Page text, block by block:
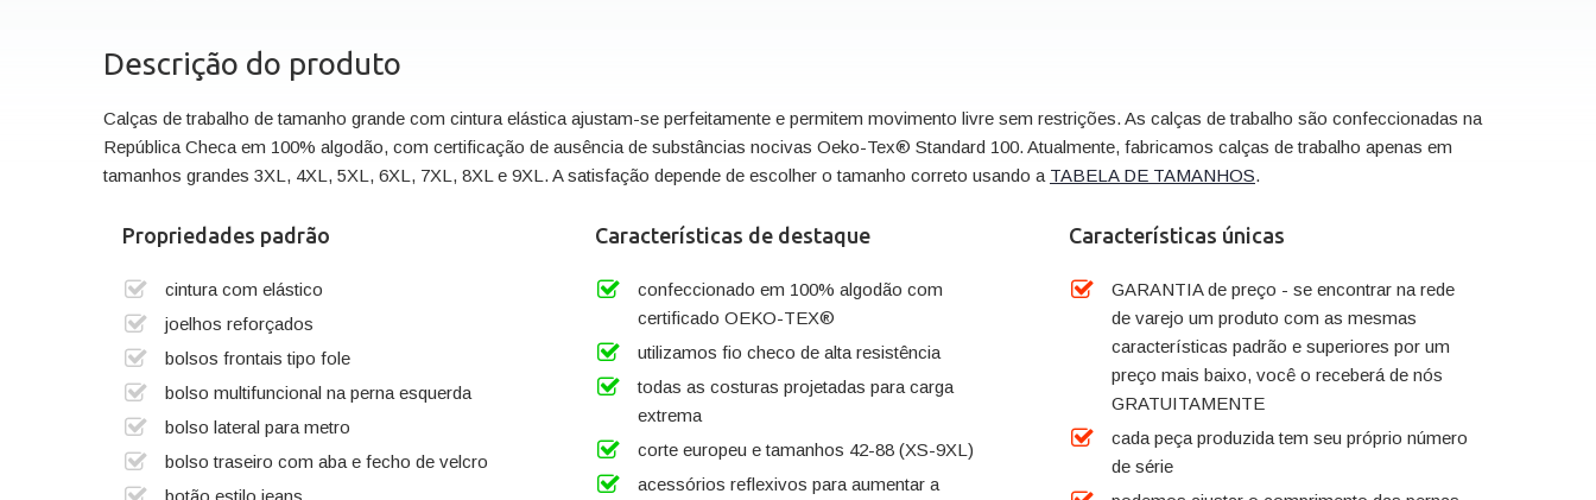
Descrição do produto
Calças de trabalho de tamanho grande com cintura elástica ajustam-se perfeitamente e permitem movimento livre sem restrições. As calças de trabalho são confeccionadas na
República Checa em 100% algodão, com certificação de ausência de substâncias nocivas Oeko-Tex® Standard 100. Atualmente, fabricamos calças de trabalho apenas em
tamanhos grandes 3XL, 4XL, 5XL, 6XL, 7XL, 8XL e 9XL. A satisfação depende de escolher o tamanho correto usando a TABELA DE TAMANHOS.
Propriedades padrão
cintura com elástico
joelhos reforçados
bolsos frontais tipo fole
bolso multifuncional na perna esquerda
bolso lateral para metro
bolso traseiro com aba e fecho de velcro
botão estilo jeans
Características de destaque
confeccionado em 100% algodão com
certificado OEKO-TEX®
utilizamos fio checo de alta resistência
todas as costuras projetadas para carga
extrema
corte europeu e tamanhos 42-88 (XS-9XL)
acessórios reflexivos para aumentar a
Características únicas
GARANTIA de preço - se encontrar na rede
de varejo um produto com as mesmas
características padrão e superiores por um
preço mais baixo, você o receberá de nós
GRATUITAMENTE
cada peça produzida tem seu próprio número
de série